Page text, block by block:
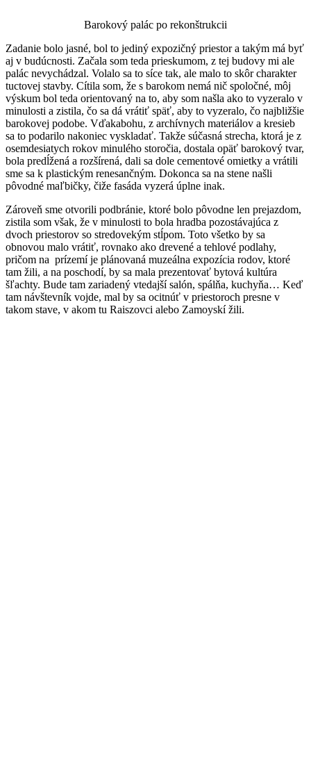
Barokový palác po rekonštrukcii
Zadanie bolo jasné, bol to jediný expozičný priestor a takým má byť
aj v budúcnosti. Začala som teda prieskumom, z tej budovy mi ale
palác nevychádzal. Volalo sa to síce tak, ale malo to skôr charakter
tuctovej stavby. Cítila som, že s barokom nemá nič spoločné, môj
výskum bol teda orientovaný na to, aby som našla ako to vyzeralo v
minulosti a zistila, čo sa dá vrátiť späť, aby to vyzeralo, čo najbližšie
barokovej podobe. Vďakabohu, z archívnych materiálov a kresieb
sa to podarilo nakoniec vyskladať. Takže súčasná strecha, ktorá je z
osemdesiatych rokov minulého storočia, dostala opäť barokový tvar,
bola predĺžená a rozšírená, dali sa dole cementové omietky a vrátili
sme sa k plastickým renesančným. Dokonca sa na stene našli
pôvodné maľbičky, čiže fasáda vyzerá úplne inak.
Zároveň sme otvorili podbránie, ktoré bolo pôvodne len prejazdom,
zistila som však, že v minulosti to bola hradba pozostávajúca z
dvoch priestorov so stredovekým stĺpom. Toto všetko by sa
obnovou malo vrátiť, rovnako ako drevené a tehlové podlahy,
pričom na prízemí je plánovaná muzeálna expozícia rodov, ktoré
tam žili, a na poschodí, by sa mala prezentovať bytová kultúra
šľachty. Bude tam zariadený vtedajší salón, spálňa, kuchyňa… Keď
tam návštevník vojde, mal by sa ocitnúť v priestoroch presne v
takom stave, v akom tu Raiszovci alebo Zamoyskí žili.